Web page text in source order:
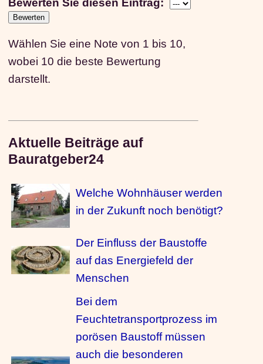
Wählen Sie eine Note von 1 bis 10,
wobei 10 die beste Bewertung
darstellt.
Aktuelle Beiträge auf
Bauratgeber24
Welche Wohnhäuser werden
in der Zukunft noch benötigt?
Der Einfluss der Baustoffe
auf das Energiefeld der
Menschen
Bei dem
Feuchtetransportprozess im
porösen Baustoff müssen
auch die besonderen